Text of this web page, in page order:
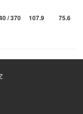
/ 370 107.9 75.6